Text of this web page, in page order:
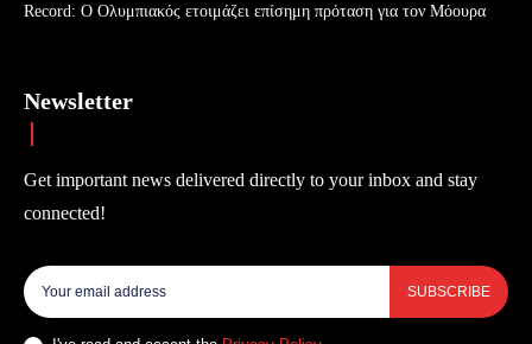
Record: Ο Ολυμπιακός ετοιμάζει επίσημη πρόταση για τον Μόουρα
Newsletter
Get important news delivered directly to your inbox and stay
connected!
SUBSCRIBE